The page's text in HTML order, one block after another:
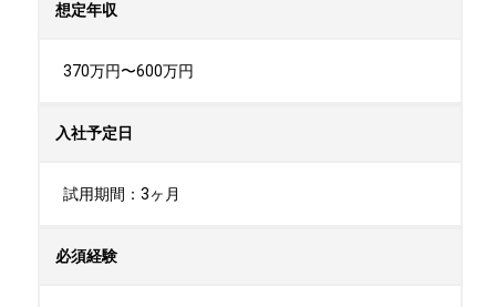
想定年収
370万円〜600万円
入社予定日
試用期間：3ヶ月
必須経験